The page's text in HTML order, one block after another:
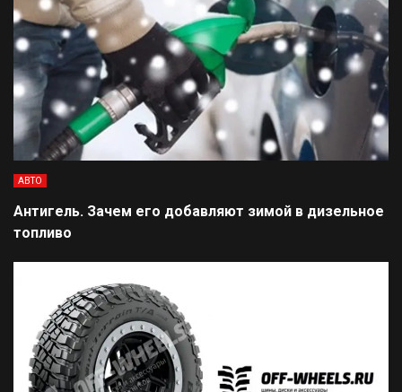
АВТО
Антигель. Зачем его добавляют зимой в дизельное
топливо